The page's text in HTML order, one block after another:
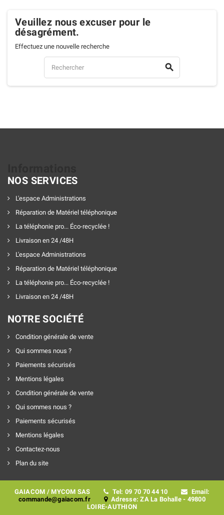
Veuillez nous excuser pour le
désagrément.
Effectuez une nouvelle recherche

NOS SERVICES
L'espace Administrations
Réparation de Matériel téléphonique
La téléphonie pro... Éco-recyclée !
Livraison en 24 /48H
L'espace Administrations
Réparation de Matériel téléphonique
La téléphonie pro... Éco-recyclée !
Livraison en 24 /48H
NOTRE SOCIÉTÉ
Condition générale de vente
Qui sommes nous ?
Paiements sécurisés
Mentions légales
Condition générale de vente
Qui sommes nous ?
Paiements sécurisés
Mentions légales
Contactez-nous
Plan du site
GAIACOM / MYCOM SAS Tel: 09 70 70 44 10
Email:
commande@gaiacom.fr
Adresse: ZA La Bohalle - 49800
LOIRE-AUTHION